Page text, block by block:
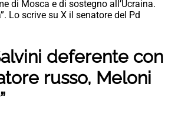
di Mosca e di sostegno all’Ucraina.
Lo scrive su X il senatore del Pd
deferente con
russo, Meloni